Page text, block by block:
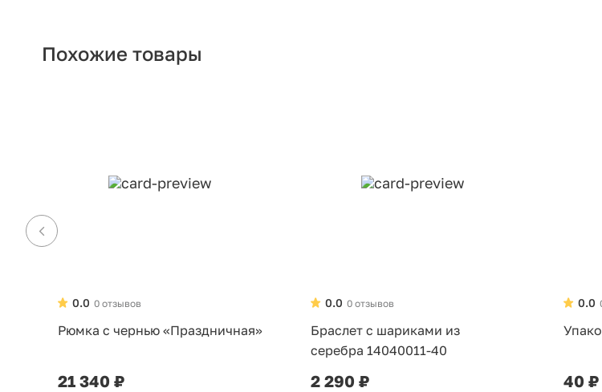
Похожие товары
0 отзывов
0.0
Рюмка с чернью «Праздничная»
21 340 ₽
0 отзывов
0.0
Браслет с шариками из
серебра 14040011-40
2 290 ₽
0.0
40 ₽